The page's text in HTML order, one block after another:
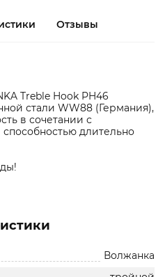
Отзывы
Treble Hook PH46
стали WW88 (Германия),
в сочетании с
длительно
Волжанка